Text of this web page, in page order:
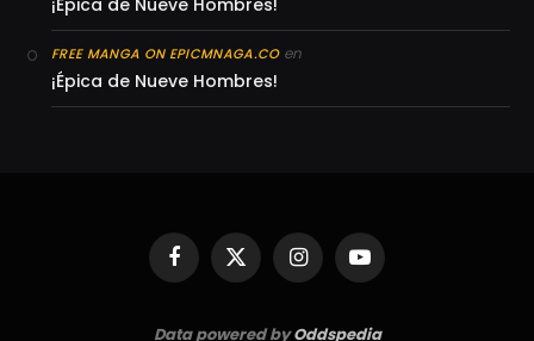
¡Épica de Nueve Hombres!
FREE MANGA ON EPICMNAGA.COen
¡Épica de Nueve Hombres!
Facebook
X
(Twitter)
InstagramYouTube
Data powered byOddspedia